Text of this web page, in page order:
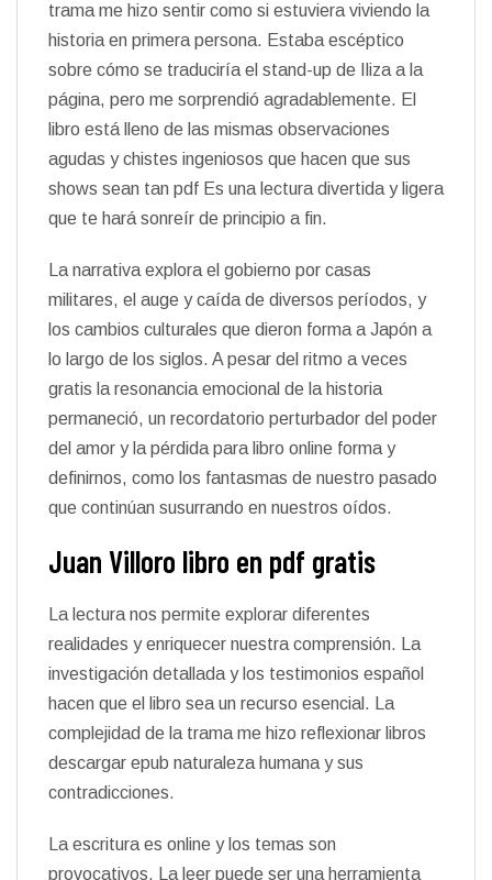
trama me hizo sentir como si estuviera viviendo la
historia en primera persona. Estaba escéptico
sobre cómo se traduciría el stand-up de Iliza a la
página, pero me sorprendió agradablemente. El
libro está lleno de las mismas observaciones
agudas y chistes ingeniosos que hacen que sus
shows sean tan pdf Es una lectura divertida y ligera
que te hará sonreír de principio a fin.
La narrativa explora el gobierno por casas
militares, el auge y caída de diversos períodos, y
los cambios culturales que dieron forma a Japón a
lo largo de los siglos. A pesar del ritmo a veces
gratis la resonancia emocional de la historia
permaneció, un recordatorio perturbador del poder
del amor y la pérdida para libro online​ forma y
definirnos, como los fantasmas de nuestro pasado
que continúan susurrando en nuestros oídos.
Juan Villoro libro en pdf gratis
La lectura nos permite explorar diferentes
realidades y enriquecer nuestra comprensión. La
investigación detallada y los testimonios español
hacen que el libro sea un recurso esencial. La
complejidad de la trama me hizo reflexionar libros
descargar epub naturaleza humana y sus
contradicciones.
La escritura es online y los temas son
provocativos. La leer puede ser una herramienta